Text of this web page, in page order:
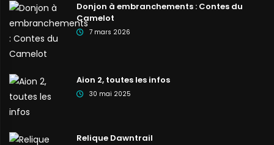
Donjon à embranchements : Contes du
Camelot
7 mars 2026
Aion 2, toutes les infos
30 mai 2025
Relique Dawntrail